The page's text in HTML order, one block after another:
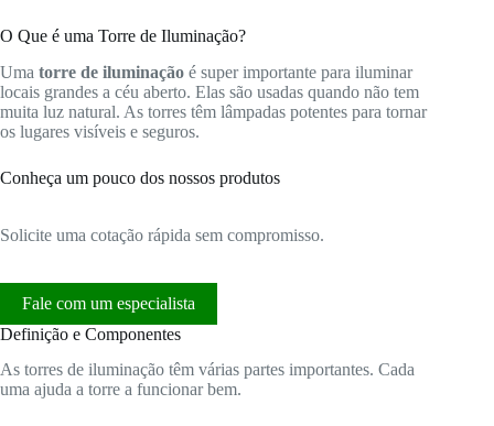
O Que é uma Torre de Iluminação?
Uma torre de iluminação é super importante para iluminar
locais grandes a céu aberto. Elas são usadas quando não tem
muita luz natural. As torres têm lâmpadas potentes para tornar
os lugares visíveis e seguros.
Conheça um pouco dos nossos produtos
Solicite uma cotação rápida sem compromisso.
Fale com um especialista
Definição e Componentes
As torres de iluminação têm várias partes importantes. Cada
uma ajuda a torre a funcionar bem.